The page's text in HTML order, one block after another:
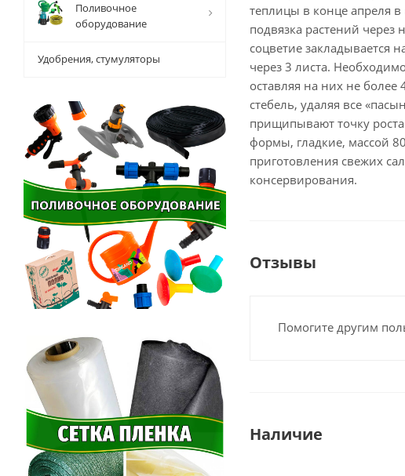
теплицы в конце апреля в
подвязка растений через
соцветие закладывается
через 3 листа.
оставляя на них не
стебель, удаляя все
прищипывают точку
формы, гладкие, массой
приготовления свежих
консервирования.
Отзывы
Помогите другим
Наличие
Поливочное
оборудование
Удобрения, стумуляторы